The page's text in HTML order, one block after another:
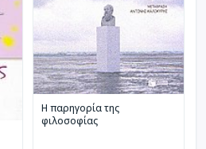
Η παρηγορία της
φιλοσοφίας